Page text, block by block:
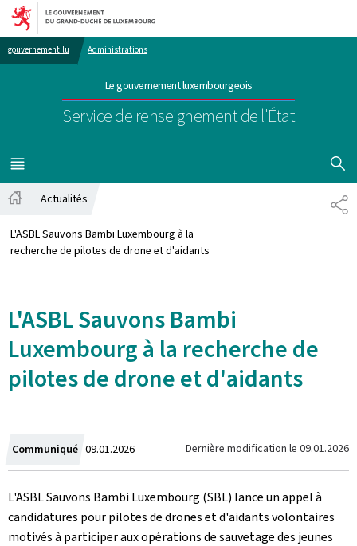
Aller au menu principal
Aller au contenu
gouvernement.lu Administrations
Le gouvernement luxembourgeois
Service de renseignement de l'État
MENU
PRINCIPAL
Actualités
L'ASBL Sauvons Bambi Luxembourg à la
recherche de pilotes de drone et d'aidants
L'ASBL Sauvons Bambi
Luxembourg à la recherche de
pilotes de drone et d'aidants
Communiqué Crée
le
09.01.2026 Dernière modification le 09.01.2026
L'ASBL Sauvons Bambi Luxembourg (SBL) lance un appel à
candidatures pour pilotes de drones et d'aidants volontaires
motivés à participer aux opérations de sauvetage des jeunes